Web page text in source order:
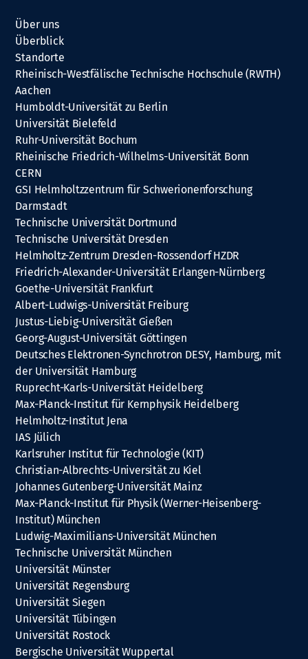
Über uns
Überblick
Standorte
Rheinisch-Westfälische Technische Hochschule (RWTH)
Aachen
Humboldt-Universität zu Berlin
Universität Bielefeld
Ruhr-Universität Bochum
Rheinische Friedrich-Wilhelms-Universität Bonn
CERN
GSI Helmholtzzentrum für Schwerionenforschung
Darmstadt
Technische Universität Dortmund
Technische Universität Dresden
Helmholtz-Zentrum Dresden-Rossendorf HZDR
Friedrich-Alexander-Universität Erlangen-Nürnberg
Goethe-Universität Frankfurt
Albert-Ludwigs-Universität Freiburg
Justus-Liebig-Universität Gießen
Georg-August-Universität Göttingen
Deutsches Elektronen-Synchrotron DESY, Hamburg, mit
der Universität Hamburg
Ruprecht-Karls-Universität Heidelberg
Max-Planck-Institut für Kernphysik Heidelberg
Helmholtz-Institut Jena
IAS Jülich
Karlsruher Institut für Technologie (KIT)
Christian-Albrechts-Universität zu Kiel
Johannes Gutenberg-Universität Mainz
Max-Planck-Institut für Physik (Werner-Heisenberg-
Institut) München
Ludwig-Maximilians-Universität München
Technische Universität München
Universität Münster
Universität Regensburg
Universität Siegen
Universität Tübingen
Universität Rostock
Bergische Universität Wuppertal